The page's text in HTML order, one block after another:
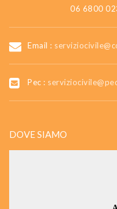
06 6800
Email :
Pec :
DOVE SIAMO